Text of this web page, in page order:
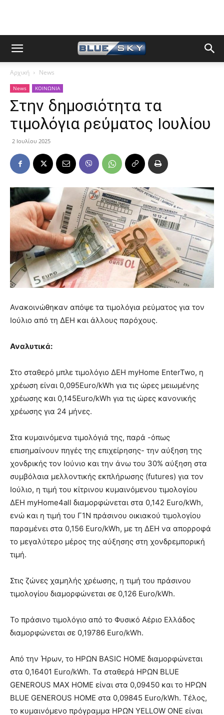
Αρχική News
News ΚΟΙΝΩΝΙΑ
Στην δημοσιότητα τα
τιμολόγια ρεύματος Ιουλίου
2 Ιουλίου 2025
Ανακοινώθηκαν απόψε τα τιμολόγια ρεύματος για τον
Ιούλιο από τη ΔΕΗ και άλλους παρόχους.
Αναλυτικά:
Στο σταθερό μπλε τιμολόγιο ΔΕΗ myHome EnterTwo, η
χρέωση είναι 0,095Euro/kWh για τις ώρες μειωμένης
χρέωσης και 0,145Euro/kWh για τις ώρες κανονικής
χρέωσης για 24 μήνες.
Στα κυμαινόμενα τιμολόγιά της, παρά -όπως
επισημαίνουν πηγές της επιχείρησης- την αύξηση της
χονδρικής τον Ιούνιο και την άνω του 30% αύξηση στα
συμβόλαια μελλοντικής εκπλήρωσης (futures) για τον
Ιούλιο, η τιμή του κίτρινου κυμαινόμενου τιμολογίου
ΔΕΗ myHome4all διαμορφώνεται στα 0,142 Euro/kWh,
ενώ και η τιμή του Γ1Ν πράσινου οικιακού τιμολογίου
παραμένει στα 0,156 Euro/kWh, με τη ΔΕΗ να απορροφά
το μεγαλύτερο μέρος της αύξησης στη χονδρεμπορική
τιμή.
Στις ζώνες χαμηλής χρέωσης, η τιμή του πράσινου
τιμολογίου διαμορφώνεται σε 0,126 Euro/kWh.
Το πράσινο τιμολόγιο από το Φυσικό Αέριο Ελλάδος
διαμορφώνεται σε 0,19786 Euro/kWh.
Από την Ήρων, το ΗΡΩΝ BASIC HOME διαμορφώνεται
στα 0,16401 Euro/kWh. Τα σταθερά ΗΡΩΝ BLUE
GENEROUS MAX HOME είναι στα 0,09450 και το ΗΡΩΝ
BLUE GENEROUS HOME στα 0,09845 Euro/kWh. Τέλος,
το κυμαινόμενο πρόγραμμα HΡΩΝ YELLOW ONE είναι